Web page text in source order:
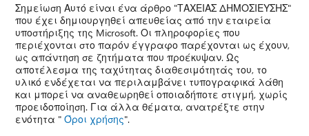
Σημείωση Αυτό είναι ένα άρθρο "ΤΑΧΕΙΑΣ ΔΗΜΟΣΙΕΥΣΗΣ"
που έχει δημιουργηθεί απευθείας από την εταιρεία
υποστήριξης της Microsoft. Οι πληροφορίες που
περιέχονται στο παρόν έγγραφο παρέχονται ως έχουν,
ως απάντηση σε ζητήματα που προέκυψαν. Ως
αποτέλεσμα της ταχύτητας διαθεσιμότητάς του, το
υλικό ενδέχεται να περιλαμβάνει τυπογραφικά λάθη
και μπορεί να αναθεωρηθεί οποιαδήποτε στιγμή, χωρίς
προειδοποίηση. Για άλλα θέματα, ανατρέξτε στην
ενότητα "Όροι χρήσης".